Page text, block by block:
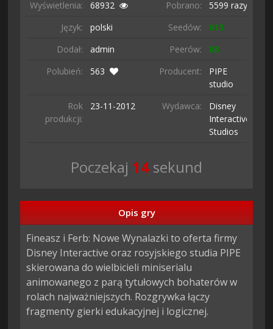
Wyświetlenia: 68932 Pobrano:
5599 razy
Język:
polski Seedów:
613
Dodał:
admin Peerów:
88
Polubień:
563 Producent:
PIPE
studio
Rok
produkcji:
23-11-2012 Wydawca:
Disney
Interactive
Studios
Poczekaj 13 sekund
Opis gry
Fineasz i Ferb: Nowe Wynalazki to oferta firmy
Disney Interactive oraz rosyjskiego studia PIPE
skierowana do wielbicieli miniserialu
animowanego z parą tytułowych bohaterów w
rolach najważniejszych. Rozgrywka łączy
fragmenty gierki edukacyjnej i logicznej.